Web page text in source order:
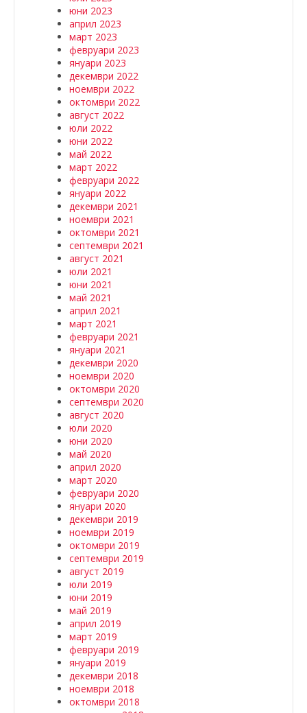
юни 2023
април 2023
март 2023
февруари 2023
януари 2023
декември 2022
ноември 2022
октомври 2022
август 2022
юли 2022
юни 2022
май 2022
март 2022
февруари 2022
януари 2022
декември 2021
ноември 2021
октомври 2021
септември 2021
август 2021
юли 2021
юни 2021
май 2021
април 2021
март 2021
февруари 2021
януари 2021
декември 2020
ноември 2020
октомври 2020
септември 2020
август 2020
юли 2020
юни 2020
май 2020
април 2020
март 2020
февруари 2020
януари 2020
декември 2019
ноември 2019
октомври 2019
септември 2019
август 2019
юли 2019
юни 2019
май 2019
април 2019
март 2019
февруари 2019
януари 2019
декември 2018
ноември 2018
октомври 2018